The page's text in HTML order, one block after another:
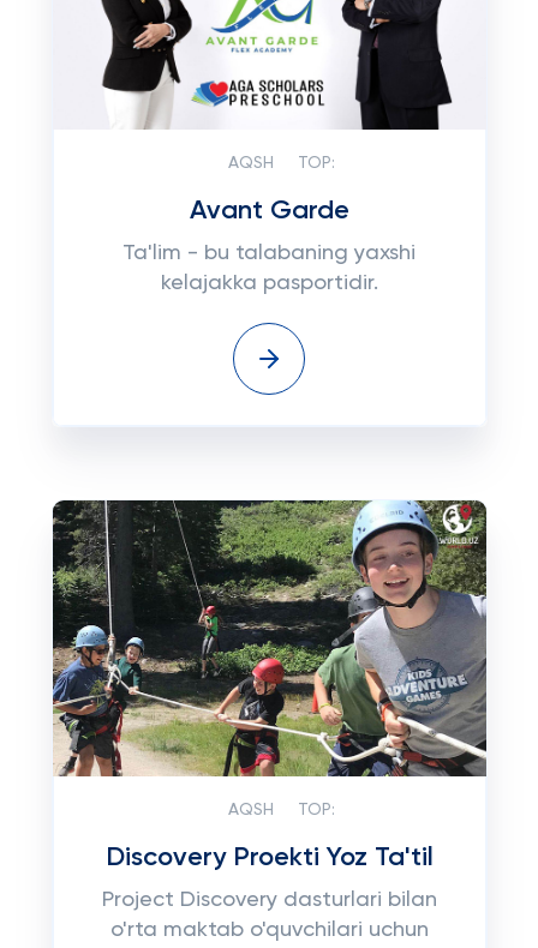
AQSH TOP:
Avant Garde
Ta'lim - bu talabaning yaxshi
kelajakka pasportidir.
AQSH TOP:
Discovery Proekti Yoz Ta'til
Project Discovery dasturlari bilan
o'rta maktab o'quvchilari uchun